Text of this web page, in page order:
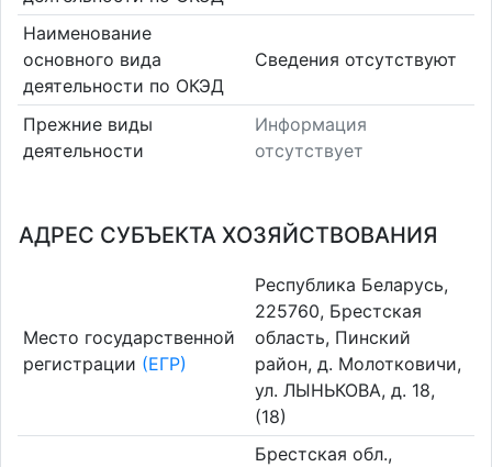
Наименование
основного вида
деятельности по ОКЭД
Cведения отсутствуют
Прежние виды
деятельности
Информация
отсутствует
АДРЕС СУБЪЕКТА ХОЗЯЙСТВОВАНИЯ
Место государственной
регистрации (ЕГР)
Республика Беларусь,
225760, Брестская
область, Пинский
район, д. Молотковичи,
ул. ЛЫНЬКОВА, д. 18,
(18)
Брестская обл.,